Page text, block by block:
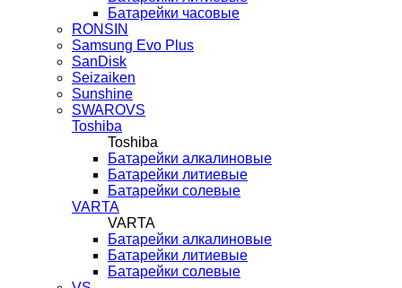
Батарейки часовые
RONSIN
Samsung Evo Plus
SanDisk
Seizaiken
Sunshine
SWAROVS
Toshiba
Toshiba
Батарейки алкалиновые
Батарейки литиевые
Батарейки солевые
VARTA
VARTA
Батарейки алкалиновые
Батарейки литиевые
Батарейки солевые